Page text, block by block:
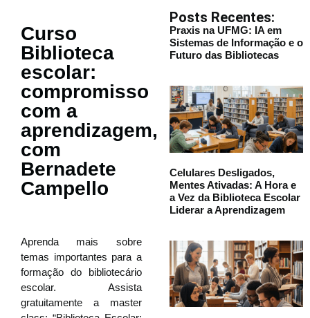
Curso
Biblioteca
escolar:
compromisso
com a
aprendizagem,
com
Bernadete
Campello
Aprenda mais sobre
temas importantes para a
formação do bibliotecário
escolar. Assista
gratuitamente a master
Posts Recentes:
Praxis na UFMG: IA em
Sistemas de Informação e o
Futuro das Bibliotecas
Celulares Desligados,
Mentes Ativadas: A Hora e
a Vez da Biblioteca Escolar
Liderar a Aprendizagem